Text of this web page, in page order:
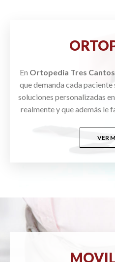
En Ortopedia Tres Cantos
que demanda cada
soluciones personalizadas
realmente y que además le
VER